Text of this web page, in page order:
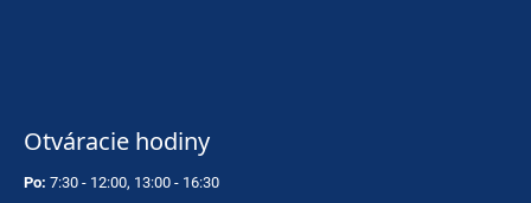
Otváracie hodiny
Po: 7:30 - 12:00, 13:00 - 16:30